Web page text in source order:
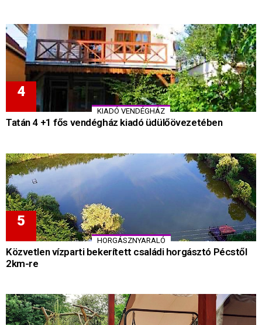
KIADÓ VENDÉGHÁZ
Tatán 4 +1 fős vendégház kiadó üdülőövezetében
HORGÁSZNYARALÓ
Közvetlen vízparti bekerített családi horgásztó Pécstől
2km-re